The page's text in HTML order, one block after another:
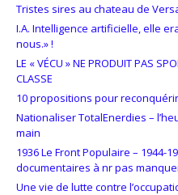
Tristes sires au chateau de
I.A. Intelligence artificielle, elle
nous.» !
LE « VÉCU » NE PRODUIT PAS
CLASSE
10 propositions pour
Nationaliser TotalEnerdies –
main
1936 Le Front Populaire – 1944-
documentaires à nr pas
Une vie de lutte contre